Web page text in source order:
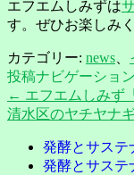
エフエムしみずは
す。ぜひお楽しみ
カテゴリー: news
投稿ナビゲーション
← エフエムしみず
清水区のヤチヤナ
発酵とサステ
発酵とサステ